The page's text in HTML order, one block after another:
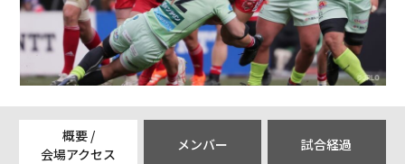
概要 /
会場アクセス
メンバー 試合経過